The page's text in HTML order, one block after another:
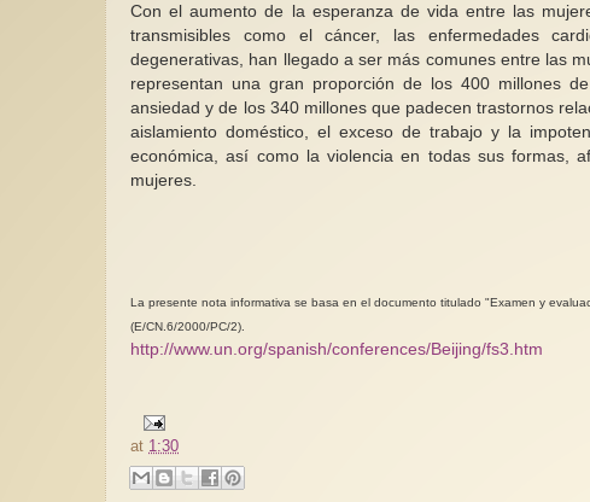
Con el aumento de la esperanza de vida entre las
transmisibles como el cáncer, las enfermedades
degenerativas, han llegado a ser más comunes entre las
representan una gran proporción de los 400 millones
ansiedad y de los 340 millones que padecen trastornos
aislamiento doméstico, el exceso de trabajo y la
económica, así como la violencia en todas sus formas,
mujeres.
La presente nota informativa se basa en el documento titulado "Examen y
(E/CN.6/2000/PC/2).
http://www.un.org/spanish/conferences/Beijing/fs3.htm
at 1:30